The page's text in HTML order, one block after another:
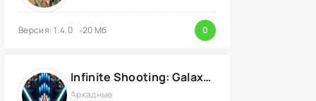
Версия: 1.4.0 20 Мб 0
Infinite Shooting: Galaxy Attack {ВЗЛОМ: Бесплатные Покупки}
Аркадные